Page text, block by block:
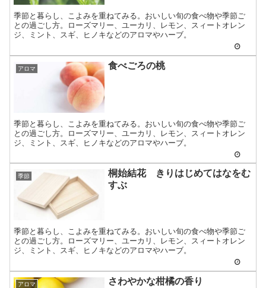
季節と暮らし、こよみを重ねてみる。おいしい旬の食べ物や季節ご
との過ごし方。ローズマリー、ユーカリ、レモン、スィートオレン
ジ、ミント、スギ、ヒノキなどのアロマやハーブ。
アロマ 食べごろの桃
季節と暮らし、こよみを重ねてみる。おいしい旬の食べ物や季節ご
との過ごし方。ローズマリー、ユーカリ、レモン、スィートオレン
ジ、ミント、スギ、ヒノキなどのアロマやハーブ。
季節
桐始結花 きりはじめてはなをむ
すぶ
季節と暮らし、こよみを重ねてみる。おいしい旬の食べ物や季節ご
との過ごし方。ローズマリー、ユーカリ、レモン、スィートオレン
ジ、ミント、スギ、ヒノキなどのアロマやハーブ。
アロマ さわやかな柑橘の香り